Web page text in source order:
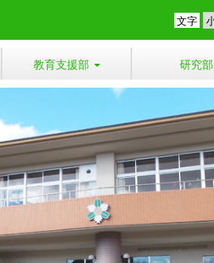
文字
教育支援部 研究部